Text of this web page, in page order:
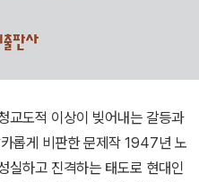
교도적 이상이 빚어내는 갈등과
판한 문제작 1947년 노
실하고 진격하는 태도로 현대인